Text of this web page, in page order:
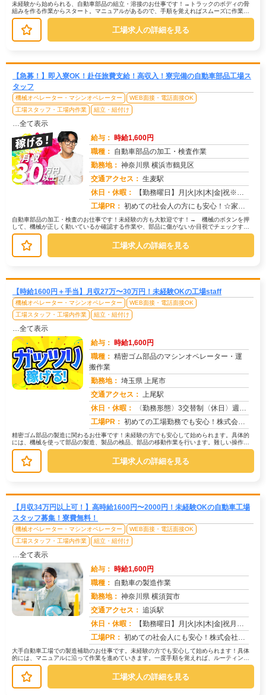
未経験から始められる、自動車部品の組立・溶接のお仕事です！→トラックのボディの骨
組みを作る作業からスタート。マニュアルがあるので、手順を覚えればスムーズに作業で
きます。→次に、トラックのアクスル...
工場求人の詳細を見る
【急募！】即入寮OK！赴任旅費支給！高収入！寮完備の自動車部品工場ス
タッフ
機械オペレーター・マシンオペレーター
WEB面接・電話面接OK
工場スタッフ・工場内作業
組立・組付け
…全て表示
給与： 時給1,600円
職種： 自動車部品の加工・検査作業
勤務地： 神奈川県 横浜市鶴見区
交通アクセス： 生麦駅
休日・休暇：
【勤務曜日】月|火|水|木|金|祝※配属部署によっては、4勤2休の可能性もあり。【休日・休暇】土・日（会社カレンダ...
工場PR： 初めての社会人の方にも安心！☆家具付き寮で初期費用0円！鞄一つでOK！→ すぐに生活を始められます。☆専属スタッフ...
自動車部品の加工・検査のお仕事です！未経験の方も大歓迎です！→ 機械のボタンを押
して、機械が正しく動いているか確認する作業や、部品に傷がないか目視でチェックする
作業が中心です。→ 具体的には… ...
工場求人の詳細を見る
【時給1600円＋手当】月収27万〜30万円！未経験OKの工場staff
機械オペレーター・マシンオペレーター
WEB面接・電話面接OK
工場スタッフ・工場内作業
組立・組付け
…全て表示
給与： 時給1,600円
職種： 精密ゴム部品のマシンオペレーター・運
搬作業
勤務地： 埼玉県 上尾市
交通アクセス： 上尾駅
休日・休暇：
〈勤務形態〉3交替制〈休日〉週休2日制★ＧＷ★夏季休暇★冬季休暇★年末年始
工場PR： 初めての工場勤務でも安心！株式会社京栄センターでは、未経験者多数活躍中！→ 家具付き寮完備！鞄一つで入寮OK！ ...
精密ゴム部品の製造に関わるお仕事です！未経験の方でも安心して始められます。具体的
には、機械を使って部品の製造、製品の検品、部品の移動作業を行います。難しい操作は
一切ありません。→機械の操作方法な...
工場求人の詳細を見る
【月収34万円以上可！】高時給1600円〜2000円！未経験OKの自動車工場
スタッフ募集！寮費無料！
機械オペレーター・マシンオペレーター
WEB面接・電話面接OK
工場スタッフ・工場内作業
組立・組付け
…全て表示
給与： 時給1,600円
職種： 自動車の製造作業
勤務地： 神奈川県 横須賀市
交通アクセス： 追浜駅
休日・休暇：
【勤務曜日】月|火|水|木|金|祝月火水木金(会社カレンダーに準ずる)【休日・休暇】土日（GW・夏季・年末年始休暇...
工場PR： 初めての社会人にも安心！株式会社京栄センターで新しい一歩を踏み出してみませんか？→ 初期費用0円の家具付き寮完備！...
大手自動車工場での製造補助のお仕事です。未経験の方でも安心して始められます！具体
的には、マニュアルに沿って作業を進めていきます。一度手順を覚えれば、ルーティンワ
ークになりますので、安心して業務に...
工場求人の詳細を見る